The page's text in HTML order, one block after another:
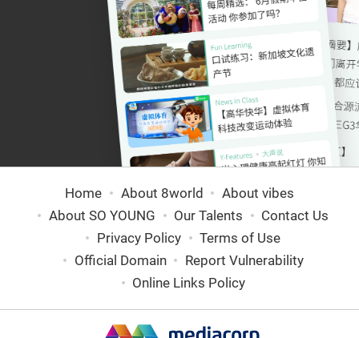
Home About 8world
About vibes
About SO YOUNG
Our Talents
Contact Us
Privacy Policy
Terms of Use
Official Domain
Report Vulnerability
Online Links Policy